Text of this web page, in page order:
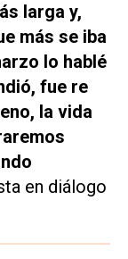
larga y,
más se iba
lo hablé
fue re
la vida
en diálogo